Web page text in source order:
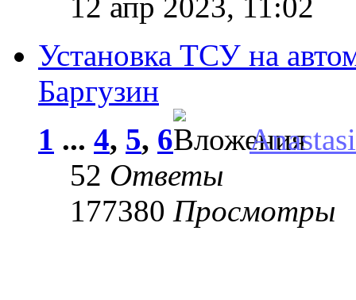
12 апр 2023, 11:02
Установка ТСУ на
Баргузин
1 ... 4, 5, 6
52 Ответы
177380 Просмотры